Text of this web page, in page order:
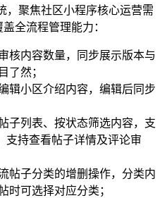
，聚焦社区小程序核心运营需
全流程管理能力：
核内容数量，同步展示版本与
了然；
辑小区介绍内容，编辑后同步
子列表、按状态筛选内容，支
支持查看帖子详情及评论审
帖子分类的增删操作，分类内
时可选择对应分类；